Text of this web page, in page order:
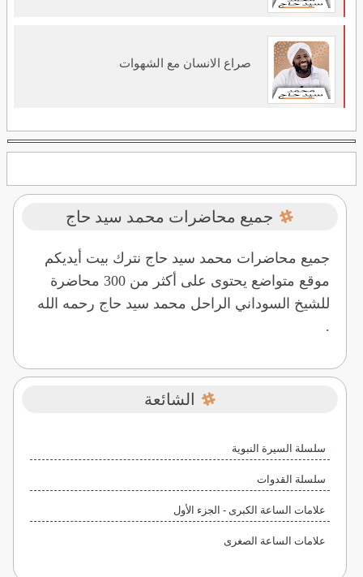
صراع الانسان مع الشهوات
جميع محاضرات محمد سيد حاج
جميع محاضرات محمد سيد حاج نترك بيت أيديكم
موقع متواضع يحتوى على أكثر من 300 محاضرة
للشيخ السوداني الراحل محمد سيد حاج رحمه الله
.
الشائعة
سلسلة السيرة النبوية
سلسلة القدوات
علامات الساعة الكبرى - الجزء الأول
علامات الساعة الصغرى